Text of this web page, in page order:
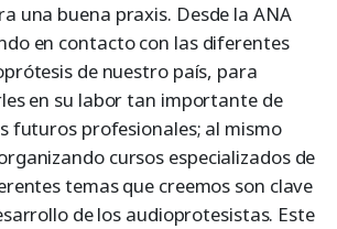
una buena praxis. Desde la ANA
en contacto con las diferentes
de nuestro país, para
en su labor tan importante de
futuros profesionales; al mismo
cursos especializados de
temas que creemos son clave
de los audioprotesistas. Este